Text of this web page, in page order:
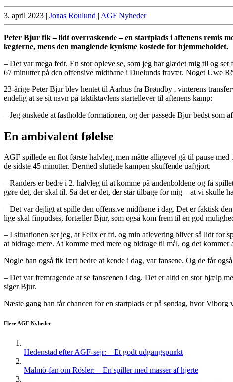
3. april 2023 | Jonas Roulund | AGF Nyheder
Peter Bjur fik – lidt overraskende – en startplads i aftenens remis
lægterne, mens den manglende kynisme kostede for hjemmeholdet.
– Det var mega fedt. En stor oplevelse, som jeg har glædet mig til og
67 minutter på den offensive midtbane i Duelunds fravær. Noget Uwe
23-årige Peter Bjur blev hentet til Aarhus fra Brøndby i vinterens
endelig at se sit navn på taktiktavlens startellever til aftenens kamp:
– Jeg ønskede at fastholde formationen, og der passede Bjur bedst som
En ambivalent følelse
AGF spillede en flot første halvleg, men måtte alligevel gå til pause
de sidste 45 minutter. Dermed sluttede kampen skuffende uafgjort.
– Randers er bedre i 2. halvleg til at komme på andenboldene og få
gøre det, der skal til. Så det er det, der står tilbage for mig – at vi
– Det var dejligt at spille den offensive midtbane i dag. Det er faktisk
lige skal finpudses, fortæller Bjur, som også kom frem til en god
– I situationen ser jeg, at Felix er fri, og min aflevering bliver så lidt for
at bidrage mere. At komme med mere og bidrage til mål, og det
Nogle han også fik lært bedre at kende i dag, var fansene. Og de får
– Det var fremragende at se fanscenen i dag. Det er altid en stor hjælp
siger Bjur.
Næste gang han får chancen for en startplads er på søndag, hvor Viborg
Flere AGF Nyheder
Hedenstad efter AGF-sejr: – Et godt udgangspunkt
Malmö-fan om Rösler: – En spiller med masser af hjerte